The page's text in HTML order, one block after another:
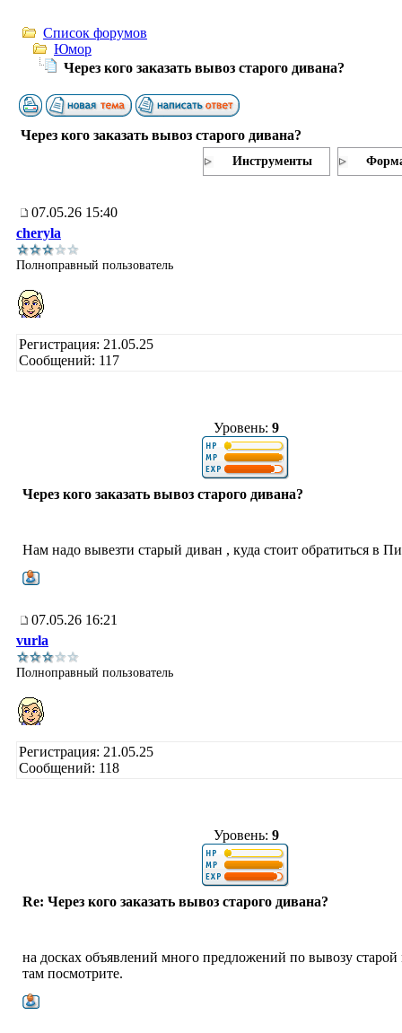
Список форумов
Юмор
Через кого заказать вывоз старого дивана?
Через кого заказать вывоз старого дивана?
Инструменты
07.05.26 15:40
cheryla
Полноправный пользователь
Регистрация: 21.05.25
Сообщений: 117
Уровень: 9
Через кого заказать вывоз старого дивана?
Нам надо вывезти старый диван , куда стоит обратиться в
07.05.26 16:21
vurla
Полноправный пользователь
Регистрация: 21.05.25
Сообщений: 118
Уровень: 9
Re: Через кого заказать вывоз старого дивана?
на досках объявлений много предложений по вывозу старой
там посмотрите.